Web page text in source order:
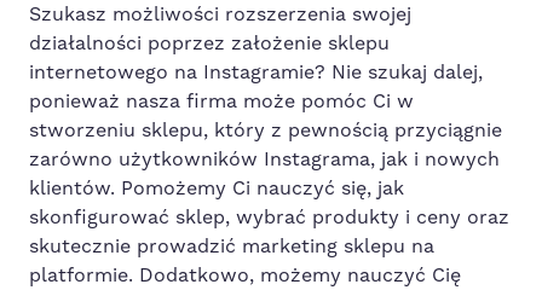
Szukasz możliwości rozszerzenia swojej
działalności poprzez założenie sklepu
internetowego na Instagramie? Nie szukaj dalej,
ponieważ nasza firma może pomóc Ci w
stworzeniu sklepu, który z pewnością przyciągnie
zarówno użytkowników Instagrama, jak i nowych
klientów. Pomożemy Ci nauczyć się, jak
skonfigurować sklep, wybrać produkty i ceny oraz
skutecznie prowadzić marketing sklepu na
platformie. Dodatkowo, możemy nauczyć Cię